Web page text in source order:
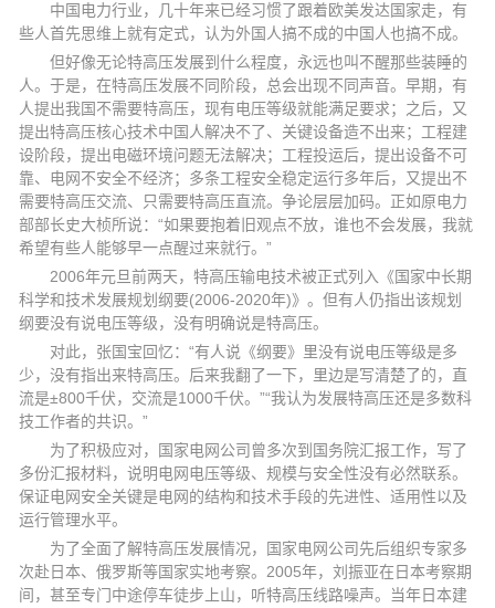
中国电力行业，几十年来已经习惯了跟着欧美发达国家走，有
些人首先思维上就有定式，认为外国人搞不成的中国人也搞不成。
但好像无论特高压发展到什么程度，永远也叫不醒那些装睡的
人。于是，在特高压发展不同阶段，总会出现不同声音。早期，有
人提出我国不需要特高压，现有电压等级就能满足要求；之后，又
提出特高压核心技术中国人解决不了、关键设备造不出来；工程建
设阶段，提出电磁环境问题无法解决；工程投运后，提出设备不可
靠、电网不安全不经济；多条工程安全稳定运行多年后，又提出不
需要特高压交流、只需要特高压直流。争论层层加码。正如原电力
部部长史大桢所说：“如果要抱着旧观点不放，谁也不会发展，我就
希望有些人能够早一点醒过来就行。”
2006年元旦前两天，特高压输电技术被正式列入《国家中长期
科学和技术发展规划纲要(2006-2020年)》。但有人仍指出该规划
纲要没有说电压等级，没有明确说是特高压。
对此，张国宝回忆：“有人说《纲要》里没有说电压等级是多
少，没有指出来特高压。后来我翻了一下，里边是写清楚了的，直
流是±800千伏，交流是1000千伏。”“我认为发展特高压还是多数科
技工作者的共识。”
为了积极应对，国家电网公司曾多次到国务院汇报工作，写了
多份汇报材料，说明电网电压等级、规模与安全性没有必然联系。
保证电网安全关键是电网的结构和技术手段的先进性、适用性以及
运行管理水平。
为了全面了解特高压发展情况，国家电网公司先后组织专家多
次赴日本、俄罗斯等国家实地考察。2005年，刘振亚在日本考察期
间，甚至专门中途停车徒步上山，听特高压线路噪声。当年日本建